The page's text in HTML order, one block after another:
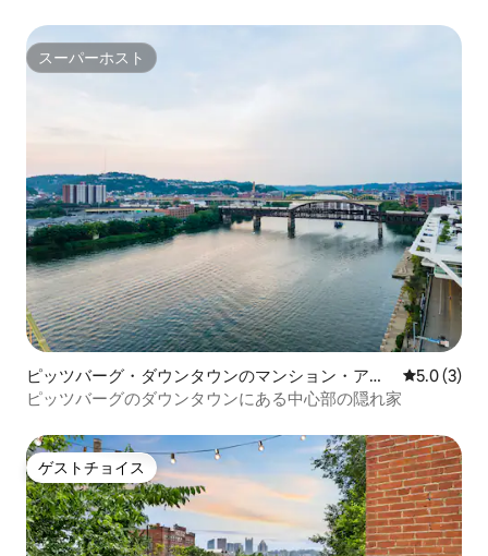
スーパーホスト
スーパーホスト
ピッツバーグ・ダウンタウンのマンション・アパ
ート
レビュー3
5.0 (3)
ピッツバーグのダウンタウンにある中心部の隠れ家
ゲストチョイス
ゲストチョイス